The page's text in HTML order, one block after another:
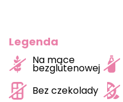
Legenda
Na mące
bezglutenowej
Bez czekolady